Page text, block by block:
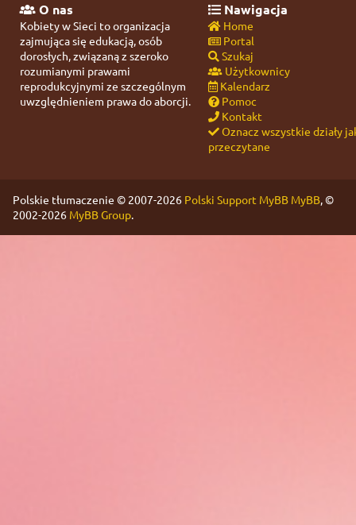
O nas
Kobiety w Sieci to organizacja
zajmująca się edukacją, osób
dorosłych, związaną z szeroko
rozumianymi prawami
reprodukcyjnymi ze szczególnym
uwzględnieniem prawa do aborcji.
Nawigacja
Home
Portal
Szukaj
Użytkownicy
Kalendarz
Pomoc
Kontakt
Oznacz wszystkie działy
przeczytane
Polskie tłumaczenie © 2007-2026 Polski Support MyBB MyBB, ©
2002-2026 MyBB Group.